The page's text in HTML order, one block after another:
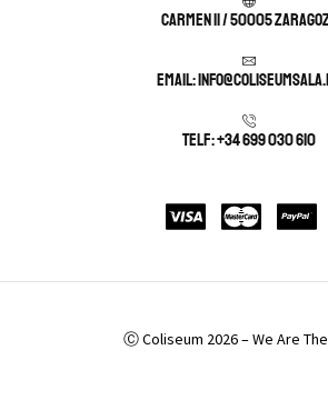
Carmen 11 / 50005
Email:
Telf: +34 699 030 610
Ⓒ Coliseum 2026 – We Are